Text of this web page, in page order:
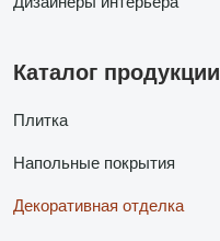
Каталог продукции
Плитка
Напольные покрытия
Декоративная отделка